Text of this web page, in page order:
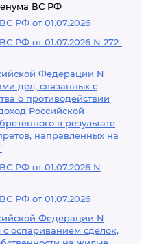
ВС РФ
РФ от 01.07.2026
РФ от 01.07.2026 N 272-
Федерации N
дел, связанных с
о противодействии
Российской
в результате
направленных на
РФ от 01.07.2026 N
РФ от 01.07.2026
Федерации N
оспариванием сделок,